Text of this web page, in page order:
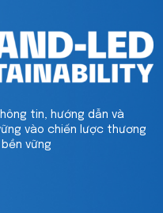
tin, hướng dẫn và
vào chiến lược thương
vững